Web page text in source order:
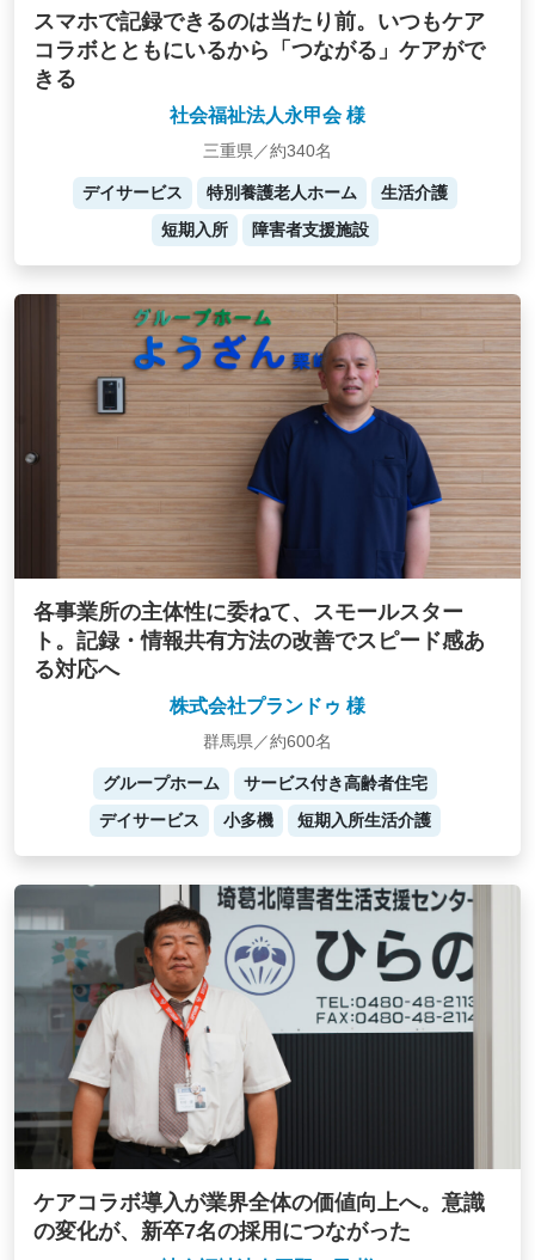
スマホで記録できるのは当たり前。いつもケア
コラボとともにいるから「つながる」ケアがで
きる
社会福祉法人永甲会 様
三重県／約340名
デイサービス 特別養護老人ホーム
生活介護
短期入所
障害者支援施設
各事業所の主体性に委ねて、スモールスター
ト。記録・情報共有方法の改善でスピード感あ
る対応へ
株式会社プランドゥ 様
群馬県／約600名
グループホーム
サービス付き高齢者住宅
デイサービス
小多機 短期入所生活介護
ケアコラボ導入が業界全体の価値向上へ。意識
の変化が、新卒7名の採用につながった